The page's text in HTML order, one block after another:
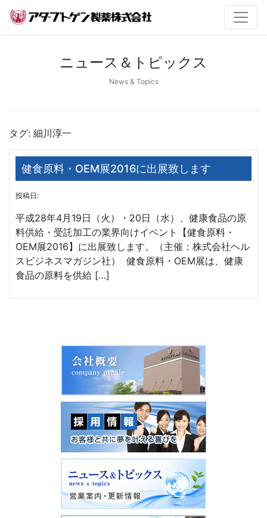
ニュース＆トピックス
News & Topics
タグ: 細川淳一
健食原料・OEM展2016に出展致します
投稿日:
平成28年4月19日（火）・20日（水）、健康食品の原
料供給・受託加工の業界向けイベント【健食原料・
OEM展2016】に出展致します。（主催：株式会社ヘル
スビジネスマガジン社） 健食原料・OEM展は、健康
食品の原料を供給 […]